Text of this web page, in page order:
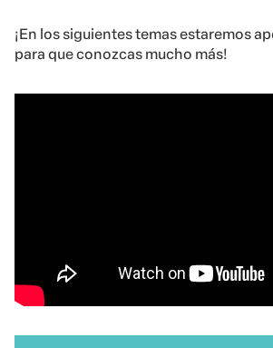
¡En los siguientes temas estaremos
para que conozcas mucho más!